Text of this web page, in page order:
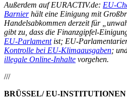
Außerdem auf EURACTIV.de: EU-
Barnier hält eine Einigung mit
Handelsabkommen derzeit für
gibt zu, dass die Finanzgipfel-
EU-Parlamentist; EU-
Kontrolle bei EU-Klimaausgaben;
illegale Online-Inhalte vorgehen.
///
BRÜSSEL/ EU-INSTITUTIONEN